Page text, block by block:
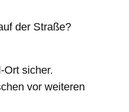
der Straße?
Ort sicher.
vor weiteren